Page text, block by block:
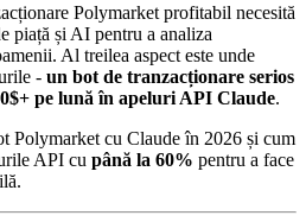
Polymarket profitabil necesită
piață și AI pentru a analiza
Al treilea aspect este unde
- un bot de tranzacționare serios
pe lună în apeluri API Claude.
Polymarket cu Claude în 2026 și cum
API cu până la 60% pentru a face